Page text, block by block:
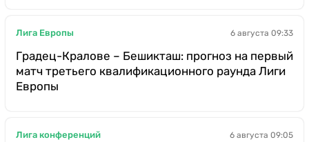
Лига Европы 6 августа 09:33
Градец-Кралове – Бешикташ: прогноз на первый
матч третьего квалификационного раунда Лиги
Европы
Лига конференций 6 августа 09:05